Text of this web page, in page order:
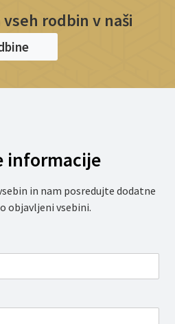
rodbin v naši
informacije
in nam posredujte dodatne
objavljeni vsebini.